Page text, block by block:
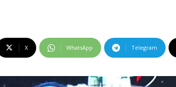
X WhatsApp Telegram